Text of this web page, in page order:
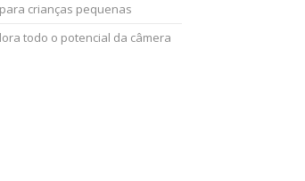
crianças pequenas
todo o potencial da câmera